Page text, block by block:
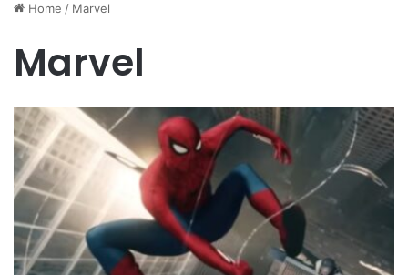
Home / Marvel
Marvel